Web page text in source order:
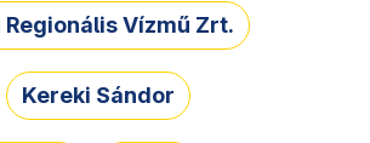
Regionális Vízmű Zrt.
Kereki Sándor